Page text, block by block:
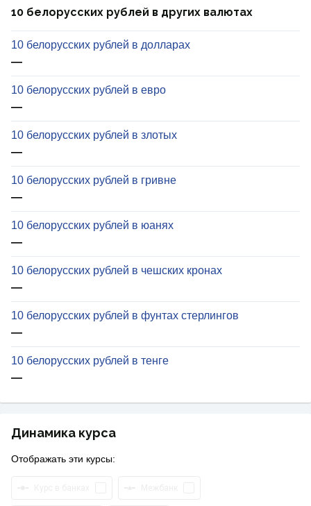
10 белорусских рублей в других валютах
10 белорусских рублей в долларах
—
10 белорусских рублей в евро
—
10 белорусских рублей в злотых
—
10 белорусских рублей в гривне
—
10 белорусских рублей в юанях
—
10 белорусских рублей в чешских кронах
—
10 белорусских рублей в фунтах стерлингов
—
10 белорусских рублей в тенге
—
Динамика курса
Отображать эти курсы: